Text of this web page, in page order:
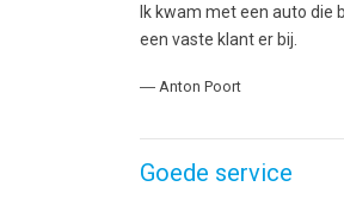
Ik kwam met een auto die
een vaste klant er bij.
― Anton Poort
Goede service